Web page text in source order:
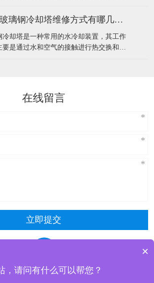
保证水质不受污染，很好的保护了主设备
以停掉喷淋水系统，起到节水效果。​封闭
塔中的喷淋水系统主要有以下作用：增强
浅谈玻璃钢冷却塔维修方式有哪几种？
冷却塔是一种常用的水冷却装置，其工作
要是通过水和空气的接触进行热交换和质
机是冷却塔的核心部件，需要进行定期的
维护。具体步骤包括关闭电源，停止使
在线留言
立即提交
市清风冷却设备有限公司 版权所有
×
，请问有什么可以帮您？